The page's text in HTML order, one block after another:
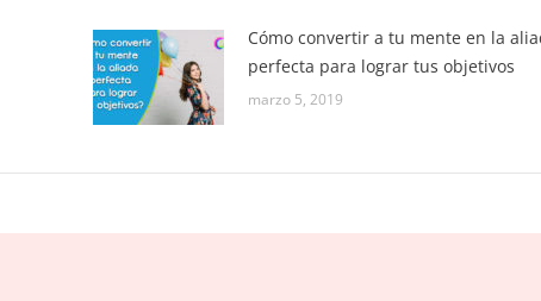
Cómo convertir a tu mente en la
perfecta para lograr tus objetivos
marzo 5, 2019